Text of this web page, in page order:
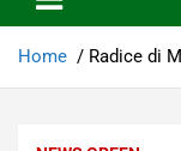
Home Radice di